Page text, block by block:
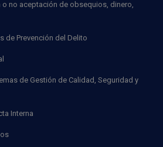
no aceptación de obsequios, dinero,
de Prevención del Delito
de Gestión de Calidad, Seguridad y
Interna